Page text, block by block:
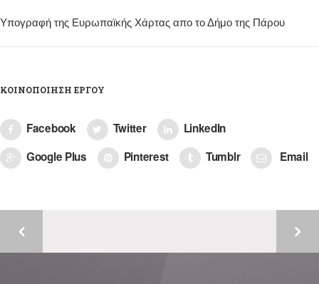
Υπογραφή της Ευρωπαϊκής Χάρτας απο το Δήμο της Πάρου
ΚΟΙΝΟΠΟΊΗΣΗ ΈΡΓΟΥ
Facebook Twitter
LinkedIn
Google Plus
Pinterest Tumblr Email